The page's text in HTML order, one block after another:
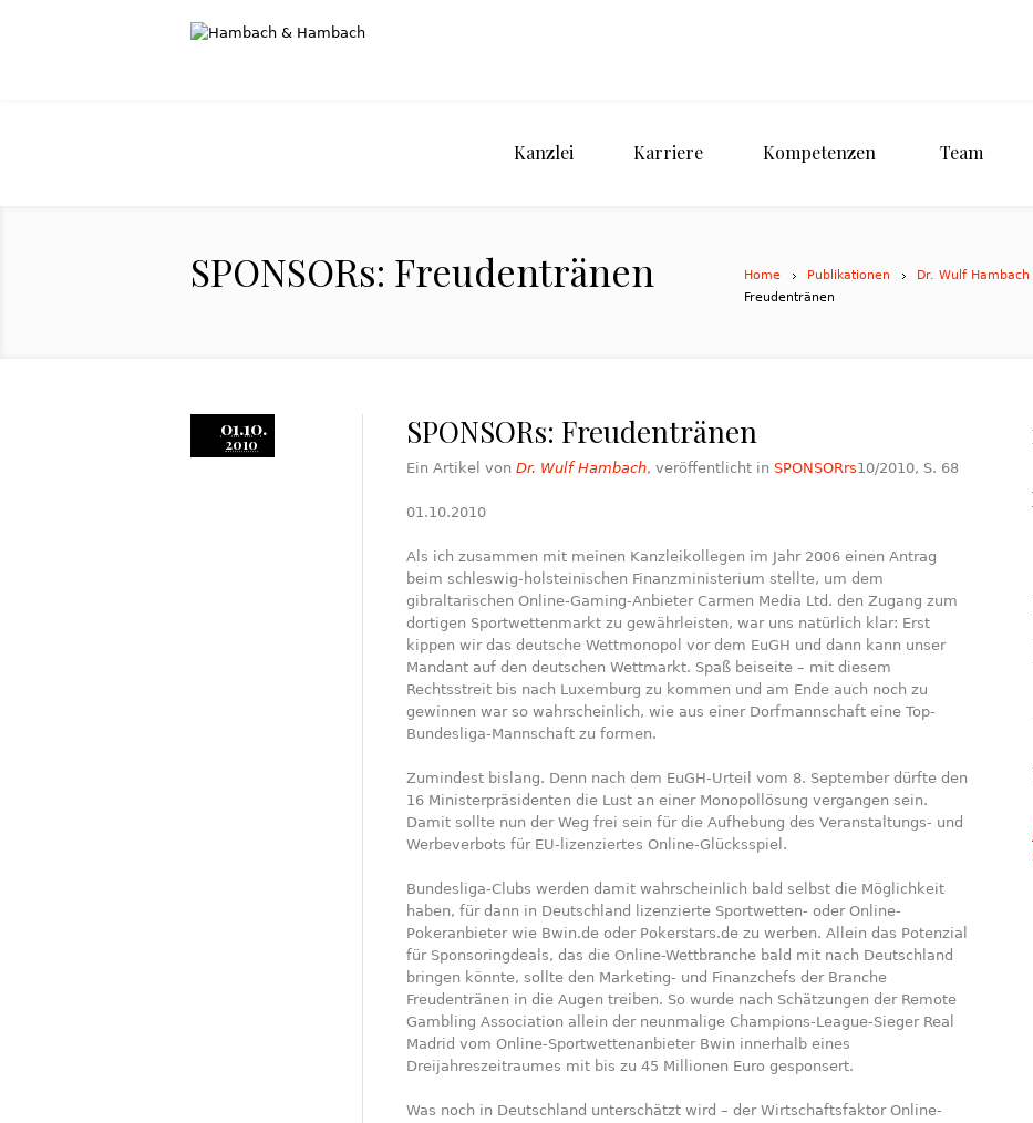
Kanzlei Karriere Kompetenzen Team
SPONSORs: Freudentränen Home Publikationen Dr. Wulf
Freudentränen
01.10.
2010 SPONSORs: Freudentränen
Ein Artikel von Dr. Wulf Hambach, veröffentlicht in SPONSORrs10/2010, S. 68
01.10.2010
Als ich zusammen mit meinen Kanzleikollegen im Jahr 2006 einen Antrag
beim schleswig-holsteinischen Finanzministerium stellte, um dem
gibraltarischen Online-Gaming-Anbieter Carmen Media Ltd. den Zugang zum
dortigen Sportwettenmarkt zu gewährleisten, war uns natürlich klar: Erst
kippen wir das deutsche Wettmonopol vor dem EuGH und dann kann unser
Mandant auf den deutschen Wettmarkt. Spaß beiseite – mit diesem
Rechtsstreit bis nach Luxemburg zu kommen und am Ende auch noch zu
gewinnen war so wahrscheinlich, wie aus einer Dorfmannschaft eine Top-
Bundesliga-Mannschaft zu formen.
Zumindest bislang. Denn nach dem EuGH-Urteil vom 8. September dürfte den
16 Ministerpräsidenten die Lust an einer Monopollösung vergangen sein.
Damit sollte nun der Weg frei sein für die Aufhebung des Veranstaltungs- und
Werbeverbots für EU-lizenziertes Online-Glücksspiel.
Bundesliga-Clubs werden damit wahrscheinlich bald selbst die Möglichkeit
haben, für dann in Deutschland lizenzierte Sportwetten- oder Online-
Pokeranbieter wie Bwin.de oder Pokerstars.de zu werben. Allein das Potenzial
für Sponsoringdeals, das die Online-Wettbranche bald mit nach Deutschland
bringen könnte, sollte den Marketing- und Finanzchefs der Branche
Freudentränen in die Augen treiben. So wurde nach Schätzungen der Remote
Gambling Association allein der neunmalige Champions-League-Sieger Real
Madrid vom Online-Sportwettenanbieter Bwin innerhalb eines
Dreijahreszeitraumes mit bis zu 45 Millionen Euro gesponsert.
Was noch in Deutschland unterschätzt wird – der Wirtschaftsfaktor Online-